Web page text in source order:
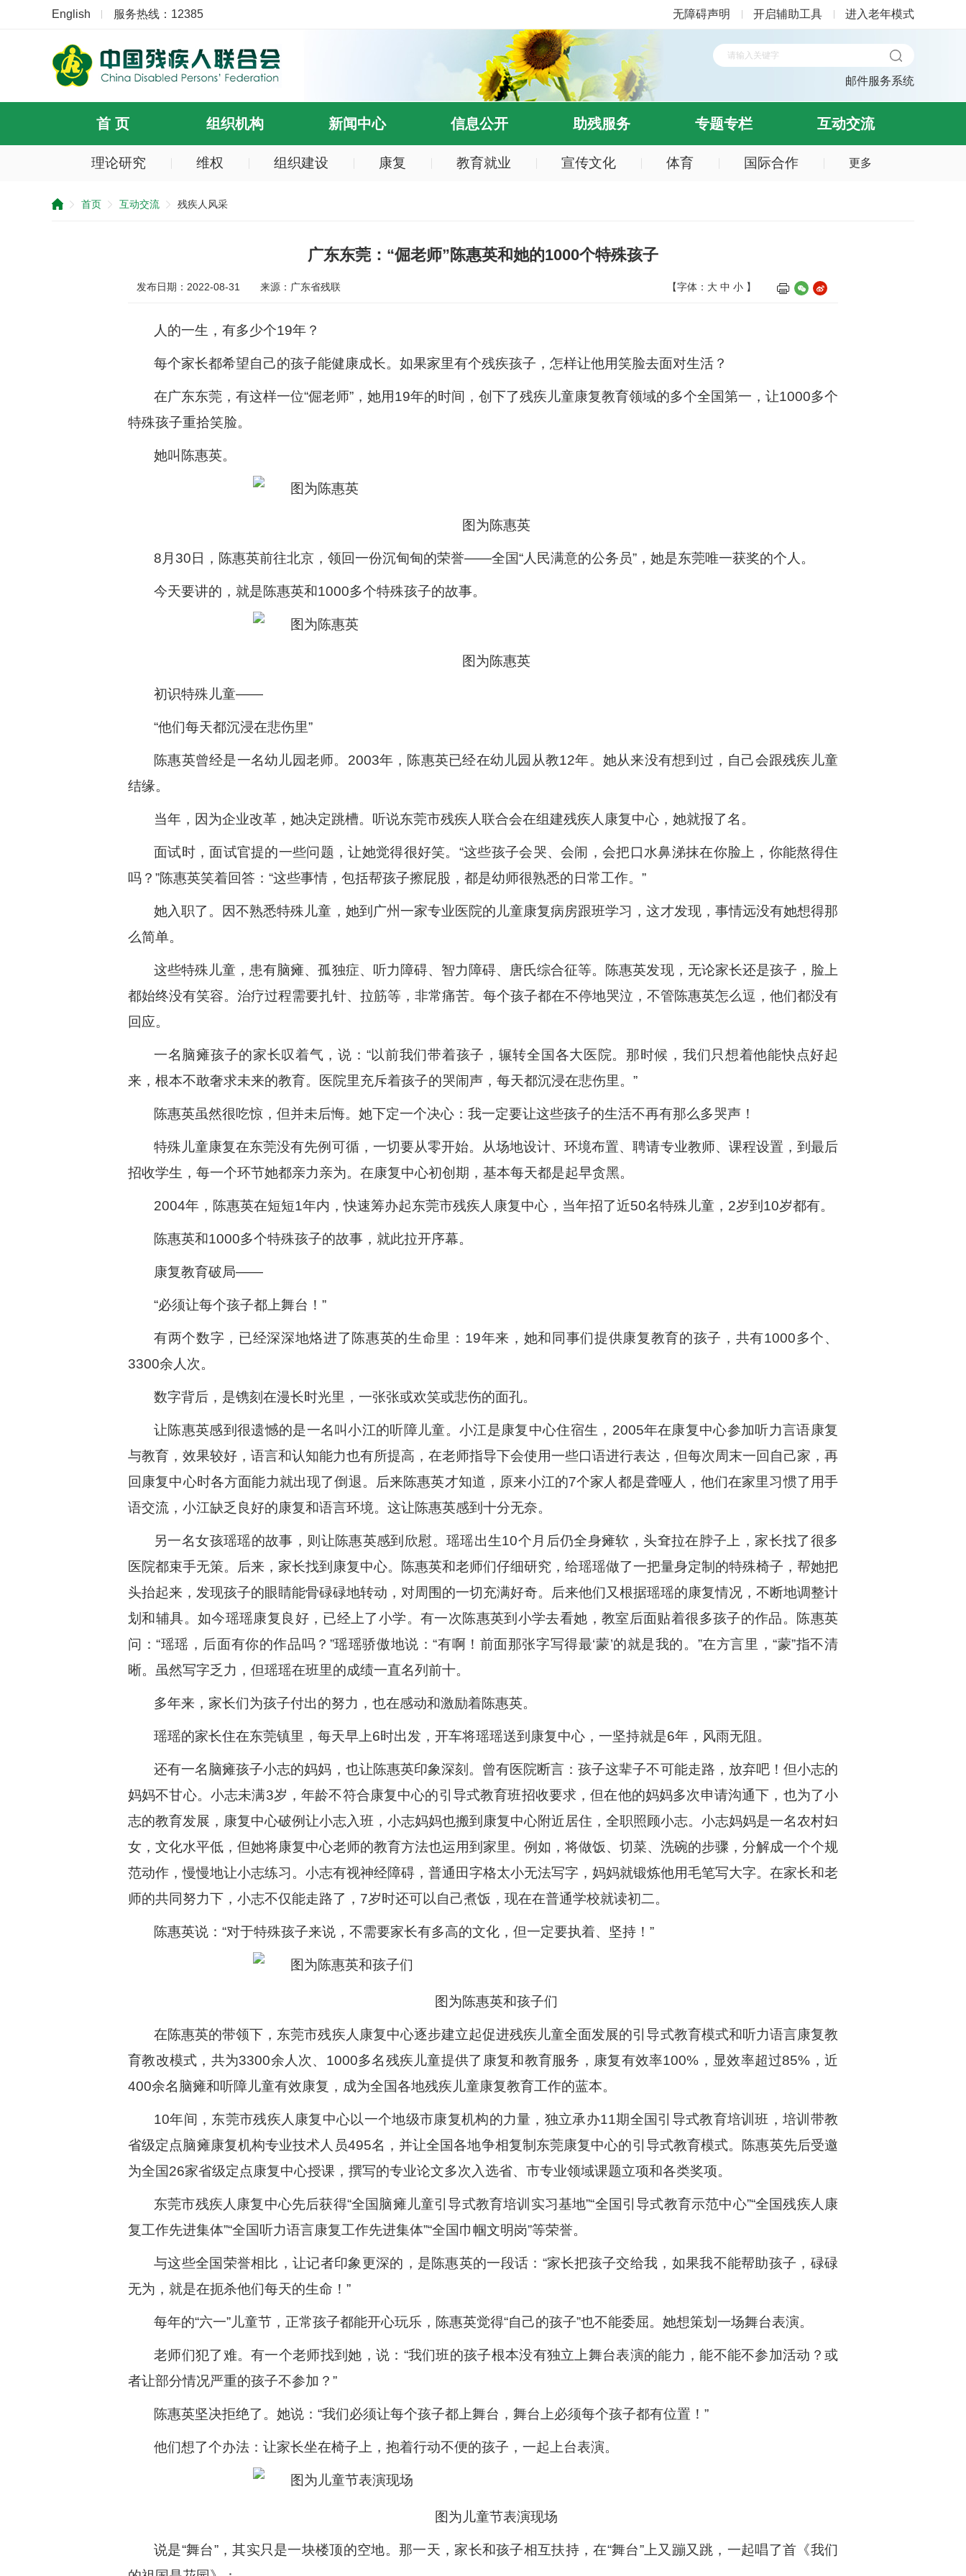
English 服务热线：12385 无障碍声明 开启辅助工具 进入老年模式
邮件服务系统
首 页 组织机构 新闻中心 信息公开 助残服务 专题专栏 互动交流
理论研究 维权 组织建设 康复 教育就业 宣传文化 体育 国际合作 更多
首页 互动交流 残疾人风采
广东东莞：“倔老师”陈惠英和她的1000个特殊孩子
发布日期：2022-08-31 来源：广东省残联 【字体： 大 中 小 】
人的一生，有多少个19年？
每个家长都希望自己的孩子能健康成长。如果家里有个残疾孩子，怎样让他用笑脸去面对生活？
在广东东莞，有这样一位“倔老师”，她用19年的时间，创下了残疾儿童康复教育领域的多个全国第一，让1000多个
特殊孩子重拾笑脸。
她叫陈惠英。
图为陈惠英
8月30日，陈惠英前往北京，领回一份沉甸甸的荣誉——全国“人民满意的公务员”，她是东莞唯一获奖的个人。
今天要讲的，就是陈惠英和1000多个特殊孩子的故事。
图为陈惠英
初识特殊儿童——
“他们每天都沉浸在悲伤里”
陈惠英曾经是一名幼儿园老师。2003年，陈惠英已经在幼儿园从教12年。她从来没有想到过，自己会跟残疾儿童
结缘。
当年，因为企业改革，她决定跳槽。听说东莞市残疾人联合会在组建残疾人康复中心，她就报了名。
面试时，面试官提的一些问题，让她觉得很好笑。“这些孩子会哭、会闹，会把口水鼻涕抹在你脸上，你能熬得住
吗？”陈惠英笑着回答：“这些事情，包括帮孩子擦屁股，都是幼师很熟悉的日常工作。”
她入职了。因不熟悉特殊儿童，她到广州一家专业医院的儿童康复病房跟班学习，这才发现，事情远没有她想得那
么简单。
这些特殊儿童，患有脑瘫、孤独症、听力障碍、智力障碍、唐氏综合征等。陈惠英发现，无论家长还是孩子，脸上
都始终没有笑容。治疗过程需要扎针、拉筋等，非常痛苦。每个孩子都在不停地哭泣，不管陈惠英怎么逗，他们都没有
回应。
一名脑瘫孩子的家长叹着气，说：“以前我们带着孩子，辗转全国各大医院。那时候，我们只想着他能快点好起
来，根本不敢奢求未来的教育。医院里充斥着孩子的哭闹声，每天都沉浸在悲伤里。”
陈惠英虽然很吃惊，但并未后悔。她下定一个决心：我一定要让这些孩子的生活不再有那么多哭声！
特殊儿童康复在东莞没有先例可循，一切要从零开始。从场地设计、环境布置、聘请专业教师、课程设置，到最后
招收学生，每一个环节她都亲力亲为。在康复中心初创期，基本每天都是起早贪黑。
2004年，陈惠英在短短1年内，快速筹办起东莞市残疾人康复中心，当年招了近50名特殊儿童，2岁到10岁都有。
陈惠英和1000多个特殊孩子的故事，就此拉开序幕。
康复教育破局——
“必须让每个孩子都上舞台！”
有两个数字，已经深深地烙进了陈惠英的生命里：19年来，她和同事们提供康复教育的孩子，共有1000多个、
3300余人次。
数字背后，是镌刻在漫长时光里，一张张或欢笑或悲伤的面孔。
让陈惠英感到很遗憾的是一名叫小江的听障儿童。小江是康复中心住宿生，2005年在康复中心参加听力言语康复
与教育，效果较好，语言和认知能力也有所提高，在老师指导下会使用一些口语进行表达，但每次周末一回自己家，再
回康复中心时各方面能力就出现了倒退。后来陈惠英才知道，原来小江的7个家人都是聋哑人，他们在家里习惯了用手
语交流，小江缺乏良好的康复和语言环境。这让陈惠英感到十分无奈。
另一名女孩瑶瑶的故事，则让陈惠英感到欣慰。瑶瑶出生10个月后仍全身瘫软，头耷拉在脖子上，家长找了很多
医院都束手无策。后来，家长找到康复中心。陈惠英和老师们仔细研究，给瑶瑶做了一把量身定制的特殊椅子，帮她把
头抬起来，发现孩子的眼睛能骨碌碌地转动，对周围的一切充满好奇。后来他们又根据瑶瑶的康复情况，不断地调整计
划和辅具。如今瑶瑶康复良好，已经上了小学。有一次陈惠英到小学去看她，教室后面贴着很多孩子的作品。陈惠英
问：“瑶瑶，后面有你的作品吗？”瑶瑶骄傲地说：“有啊！前面那张字写得最‘蒙’的就是我的。”在方言里，“蒙”指不清
晰。虽然写字乏力，但瑶瑶在班里的成绩一直名列前十。
多年来，家长们为孩子付出的努力，也在感动和激励着陈惠英。
瑶瑶的家长住在东莞镇里，每天早上6时出发，开车将瑶瑶送到康复中心，一坚持就是6年，风雨无阻。
还有一名脑瘫孩子小志的妈妈，也让陈惠英印象深刻。曾有医院断言：孩子这辈子不可能走路，放弃吧！但小志的
妈妈不甘心。小志未满3岁，年龄不符合康复中心的引导式教育班招收要求，但在他的妈妈多次申请沟通下，也为了小
志的教育发展，康复中心破例让小志入班，小志妈妈也搬到康复中心附近居住，全职照顾小志。小志妈妈是一名农村妇
女，文化水平低，但她将康复中心老师的教育方法也运用到家里。例如，将做饭、切菜、洗碗的步骤，分解成一个个规
范动作，慢慢地让小志练习。小志有视神经障碍，普通田字格太小无法写字，妈妈就锻炼他用毛笔写大字。在家长和老
师的共同努力下，小志不仅能走路了，7岁时还可以自己煮饭，现在在普通学校就读初二。
陈惠英说：“对于特殊孩子来说，不需要家长有多高的文化，但一定要执着、坚持！”
图为陈惠英和孩子们
在陈惠英的带领下，东莞市残疾人康复中心逐步建立起促进残疾儿童全面发展的引导式教育模式和听力语言康复教
育教改模式，共为3300余人次、1000多名残疾儿童提供了康复和教育服务，康复有效率100%，显效率超过85%，近
400余名脑瘫和听障儿童有效康复，成为全国各地残疾儿童康复教育工作的蓝本。
10年间，东莞市残疾人康复中心以一个地级市康复机构的力量，独立承办11期全国引导式教育培训班，培训带教
省级定点脑瘫康复机构专业技术人员495名，并让全国各地争相复制东莞康复中心的引导式教育模式。陈惠英先后受邀
为全国26家省级定点康复中心授课，撰写的专业论文多次入选省、市专业领域课题立项和各类奖项。
东莞市残疾人康复中心先后获得“全国脑瘫儿童引导式教育培训实习基地”“全国引导式教育示范中心”“全国残疾人康
复工作先进集体”“全国听力语言康复工作先进集体”“全国巾帼文明岗”等荣誉。
与这些全国荣誉相比，让记者印象更深的，是陈惠英的一段话：“家长把孩子交给我，如果我不能帮助孩子，碌碌
无为，就是在扼杀他们每天的生命！”
每年的“六一”儿童节，正常孩子都能开心玩乐，陈惠英觉得“自己的孩子”也不能委屈。她想策划一场舞台表演。
老师们犯了难。有一个老师找到她，说：“我们班的孩子根本没有独立上舞台表演的能力，能不能不参加活动？或
者让部分情况严重的孩子不参加？”
陈惠英坚决拒绝了。她说：“我们必须让每个孩子都上舞台，舞台上必须每个孩子都有位置！”
他们想了个办法：让家长坐在椅子上，抱着行动不便的孩子，一起上台表演。
图为儿童节表演现场
说是“舞台”，其实只是一块楼顶的空地。那一天，家长和孩子相互扶持，在“舞台”上又蹦又跳，一起唱了首《我们